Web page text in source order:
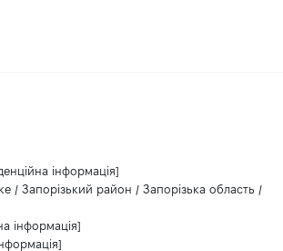
інформація]
/ Запорізький район / Запорізька область /
інформація]